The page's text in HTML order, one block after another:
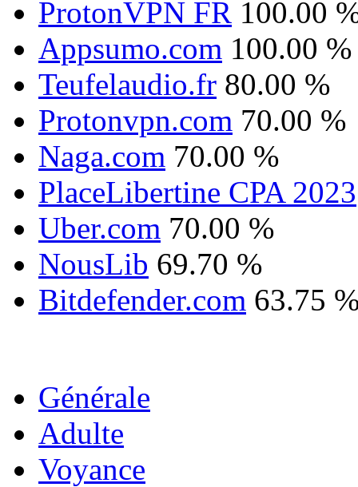
ProtonVPN FR 100.00
Appsumo.com 100.00 %
Teufelaudio.fr 80.00 %
Protonvpn.com 70.00 %
Naga.com 70.00 %
PlaceLibertine CPA 2023
Uber.com 70.00 %
NousLib 69.70 %
Bitdefender.com 63.75
Générale
Adulte
Voyance